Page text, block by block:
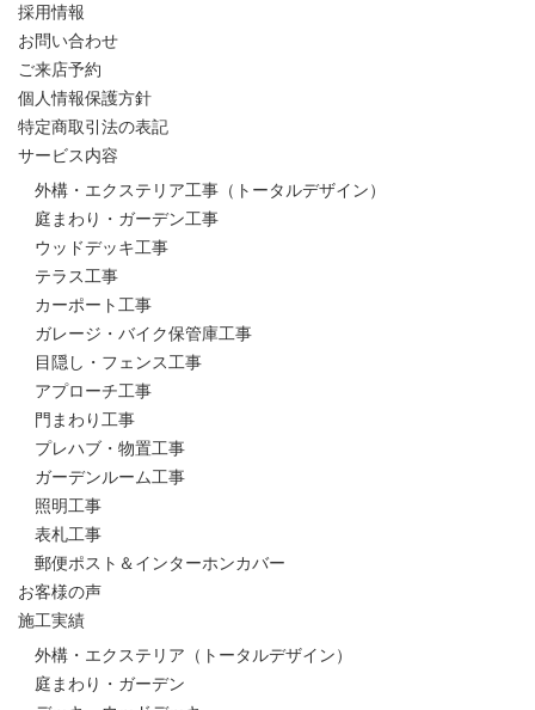
採用情報
お問い合わせ
ご来店予約
個人情報保護方針
特定商取引法の表記
サービス内容
外構・エクステリア工事（トータルデザイン）
庭まわり・ガーデン工事
ウッドデッキ工事
テラス工事
カーポート工事
ガレージ・バイク保管庫工事
目隠し・フェンス工事
アプローチ工事
門まわり工事
プレハブ・物置工事
ガーデンルーム工事
照明工事
表札工事
郵便ポスト＆インターホンカバー
お客様の声
施工実績
外構・エクステリア（トータルデザイン）
庭まわり・ガーデン